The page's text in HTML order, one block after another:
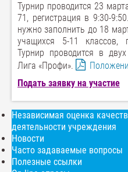
Турнир проводится 23
71, регистрация в 9:30-
нужно заполнить до 18
учащихся 5-11 классов,
Турнир проводится в
Лига «Профи».
Подать заявку на участие
Независимая оценка
деятельности учреждения
Новости
Часто задаваемые вопросы
Полезные ссылки